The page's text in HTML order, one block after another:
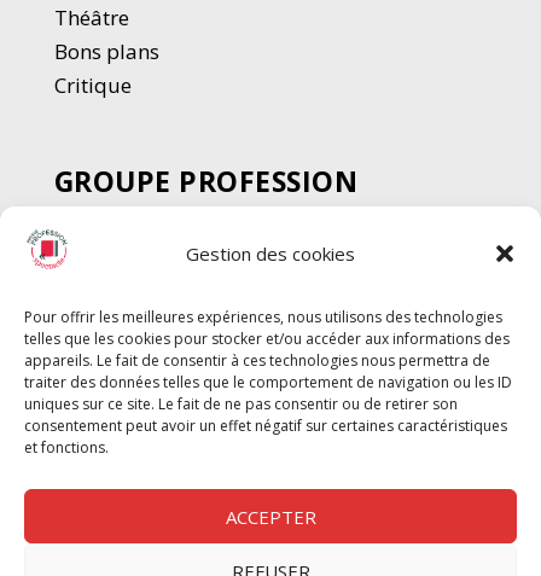
Gestion des cookies
Pour offrir les meilleures expériences, nous utilisons des technologies
telles que les cookies pour stocker et/ou accéder aux informations des
appareils. Le fait de consentir à ces technologies nous permettra de
traiter des données telles que le comportement de navigation ou les ID
uniques sur ce site. Le fait de ne pas consentir ou de retirer son
consentement peut avoir un effet négatif sur certaines caractéristiques
et fonctions.
ACCEPTER
REFUSER
Théâtre
Bons plans
Critique
GROUPE PROFESSION
SPECTACLE
Chèque Intermittents
Chèque Compta
Chèque Emploi Spectacle
G-Pods
Profession Audio-visuel